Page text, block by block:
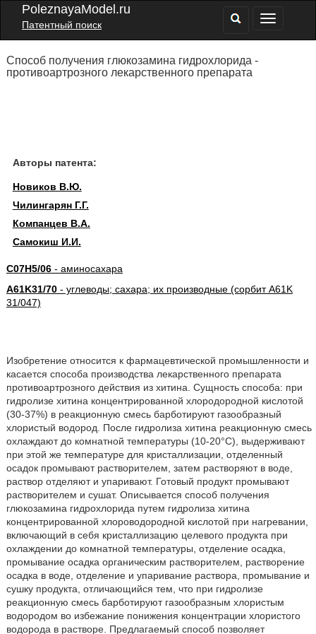
PoleznayaModel.ru
Патентный поиск
Способ получения глюкозамина гидрохлорида -
противоартрозного лекарственного препарата
Авторы патента:
Новиков В.Ю.
Чилингарян Г.Г.
Компанцев В.А.
Самокиш И.И.
C07H5/06- аминосахара
A61K31/70- углеводы; сахара; их производные (сорбит A61K
31/047)
Изобретение относится к фармацевтической промышленности и
касается способа производства лекарственного препарата
противоартрозного действия из хитина. Сущность способа: при
гидролизе хитина концентрированной хлородородной кислотой
(30-37%) в реакционную смесь барботируют газообразный
хлористый водород. После гидролиза хитина реакционную смесь
охлаждают до комнатной температуры (10-20°С), выдерживают
при этой же температуре для кристаллизации, отделенный
осадок промывают растворителем, затем растворяют в воде,
раствор отделяют и упаривают. Готовый продукт промывают
растворителем и сушат. Описывается способ получения
глюкозамина гидрохлорида путем гидролиза хитина
концентрированной хлороводородной кислотой при нагревании,
включающий в себя кристаллизацию целевого продукта при
охлаждении до комнатной температуры, отделение осадка,
промывание осадка органическим растворителем, растворение
осадка в воде, отделение и упаривание раствора, промывание и
сушку продукта, отличающийся тем, что при гидролизе
реакционную смесь барботируют газообразным хлористым
водородом во избежание понижения концентрации хлористого
водорода в растворе. Предлагаемый способ позволяет